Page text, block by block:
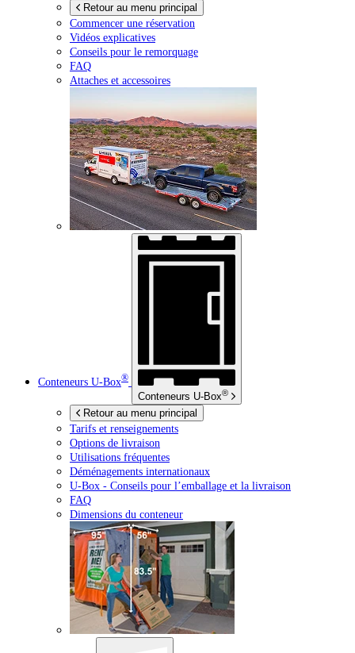
Retour au menu principal
Commencer une réservation
Vidéos explicatives
Conseils pour le remorquage
FAQ
Attaches et accessoires
Conteneurs U-Box®
Conteneurs U-Box®
Retour au menu principal
Tarifs et renseignements
Options de livraison
Utilisations fréquentes
Déménagements internationaux
U-Box - Conseils pour l’emballage et la livraison
FAQ
Dimensions du conteneur